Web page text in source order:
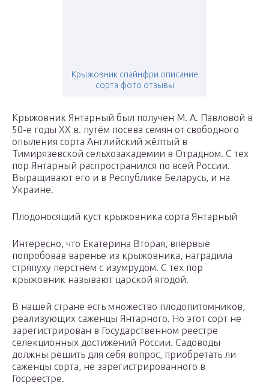
Крыжовник спайнфри описание
сорта фото отзывы
Крыжовник Янтарный был получен М. А. Павловой в
50-е годы ХХ в. путём посева семян от свободного
опыления сорта Английский жёлтый в
Тимирязевской сельхозакадемии в Отрадном. С тех
пор Янтарный распространился по всей России.
Выращивают его и в Республике Беларусь, и на
Украине.
Плодоносящий куст крыжовника сорта Янтарный
Интересно, что Екатерина Вторая, впервые
попробовав варенье из крыжовника, наградила
стряпуху перстнем с изумрудом. С тех пор
крыжовник называют царской ягодой.
В нашей стране есть множество плодопитомников,
реализующих саженцы Янтарного. Но этот сорт не
зарегистрирован в Государственном реестре
селекционных достижений России. Садоводы
должны решить для себя вопрос, приобретать ли
саженцы сорта, не зарегистрированного в
Госреестре.